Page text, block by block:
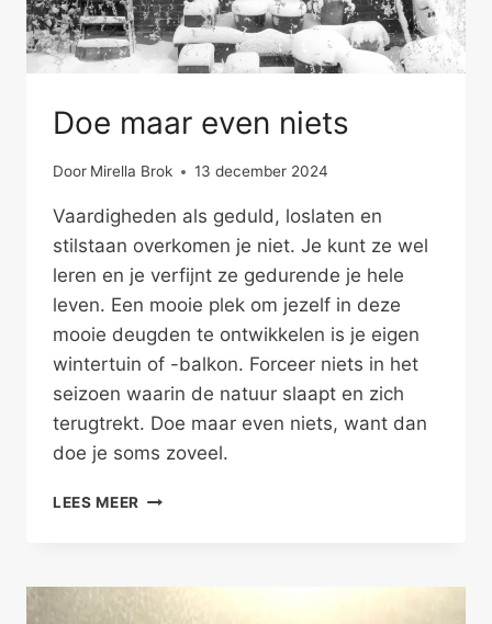
Doe maar even niets
Door Mirella Brok 13 december 2024
Vaardigheden als geduld, loslaten en
stilstaan overkomen je niet. Je kunt ze wel
leren en je verfijnt ze gedurende je hele
leven. Een mooie plek om jezelf in deze
mooie deugden te ontwikkelen is je eigen
wintertuin of -balkon. Forceer niets in het
seizoen waarin de natuur slaapt en zich
terugtrekt. Doe maar even niets, want dan
doe je soms zoveel.
LEES MEER DOE